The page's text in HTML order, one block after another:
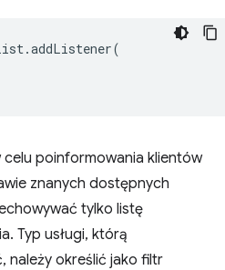
.addListener(
celu poinformowania klientów
znanych dostępnych
tylko listę
Typ usługi, którą
należy określić jako filtr